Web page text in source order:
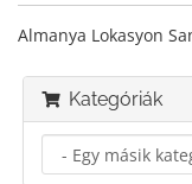
Almanya Lokasyon
Kategóriák